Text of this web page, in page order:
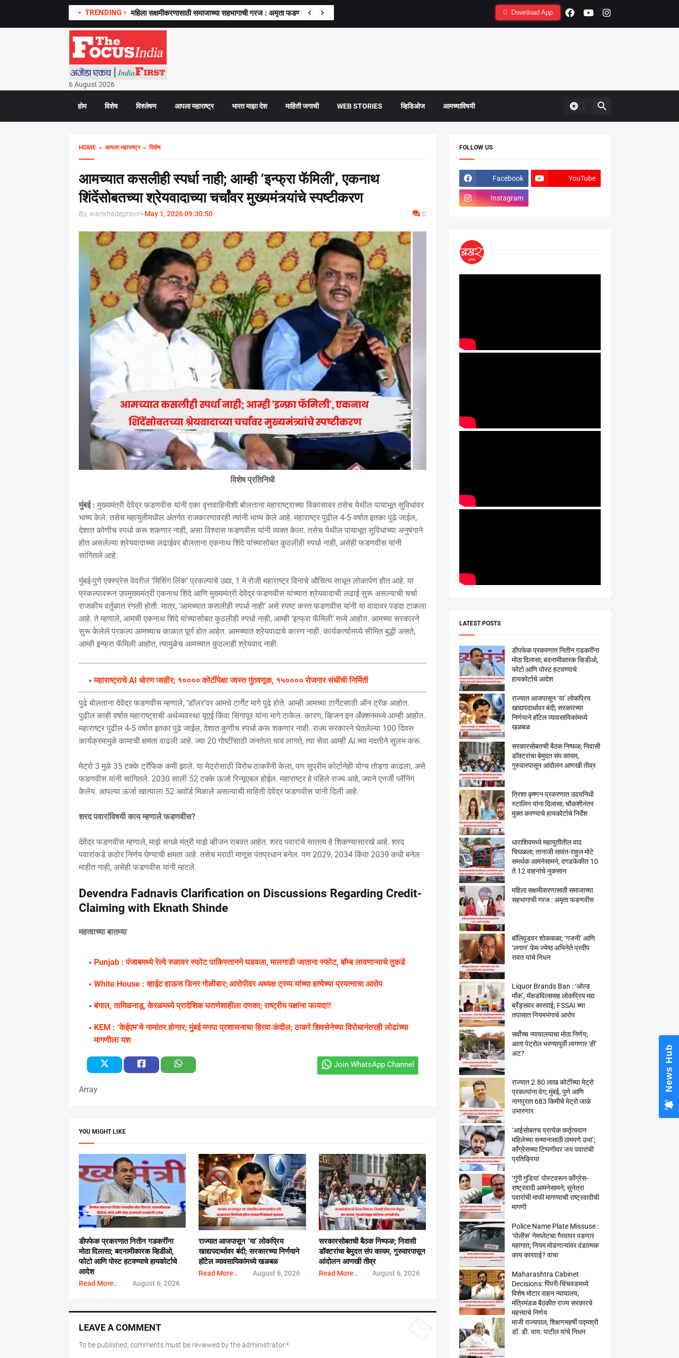
TRENDING महिला सक्षमीकरणासाठी समाजाच्या सहभागाची गरज : अमृता फडणवीस Download App
6 August 2026
होम विशेष विश्लेषण आपला महाराष्ट्र भारत माझा देश माहिती जगाची WEB STORIES व्हिडिओज आमच्याविषयी
HOME» आपला महाराष्ट्र» विशेष
आमच्यात कसलीही स्पर्धा नाही; आम्ही ‘इन्फ्रा फॅमिली’, एकनाथ
शिंदेंसोबतच्या श्रेयवादाच्या चर्चांवर मुख्यमंत्र्यांचे स्पष्टीकरण
By, wankhadepravin-May 1, 2026 09:30:50 0
विशेष प्रतिनिधी
मुंबई : मुख्यमंत्री देवेंद्र फडणवीस यांनी एका वृत्तवाहिनीशी बोलताना महाराष्ट्राच्या विकासावर तसेच येथील पायाभूत सुविधांवर
भाष्य केले. तसेच महायुतीमधील अंतर्गत राजकारणावरही त्यांनी भाष्य केले आहे. महाराष्ट्र पुढील 4-5 वर्षात इतका पुढे जाईल,
देशात कोणीच स्पर्धा करू शकणार नाही, असा विश्वास फडणवीस यांनी व्यक्त केला. तसेच येथील पायाभूत सुविधांच्या अनुषंगाने
होत असलेल्या श्रेयवादाच्या लढाईवर बोलताना एकनाथ शिंदे यांच्यासोबत कुठलीही स्पर्धा नाही, असेही फडणवीस यांनी
सांगितले आहे.
मुंबई-पुणे एक्स्प्रेस वेवरील ‘मिसिंग लिंक’ प्रकल्पाचे उद्या, 1 मे रोजी महाराष्ट्र दिनाचे औचित्य साधून लोकार्पण होत आहे. या
प्रकल्पावरून उपमुख्यमंत्री एकनाथ शिंदे आणि मुख्यमंत्री देवेंद्र फडणवीस यांच्यात श्रेयवादाची लढाई सुरू असल्याची चर्चा
राजकीय वर्तुळात रंगली होती. मात्र, ‘आमच्यात कसलीही स्पर्धा नाही’ असे स्पष्ट करत फडणवीस यांनी या वादावर पडदा टाकला
आहे. ते म्हणाले, आमची एकनाथ शिंदे यांच्यासोबत कुठलीही स्पर्धा नाही, आम्ही ‘इन्फ्रा फॅमिली’ मध्ये आहोत. आमच्या सरकारने
सुरू केलेले प्रकल्प आमच्याच काळात पूर्ण होत आहेत. आमच्यात श्रेयवादाचे कारण नाही. कार्यकर्त्यामध्ये सीमित बुद्धी असते,
आम्ही इन्फ्रा फॅमिली आहोत, त्यामुळेच आमच्यात कुठलाही श्रेयवाद नाही.
महाराष्ट्राचे AI धोरण जाहीर; १०००० कोटींपेक्षा जास्त गुंतवणूक, १५०००० रोजगार संधींची निर्मिती
पुढे बोलताना देवेंद्र फडणवीस म्हणाले, ‘डॉलर’वर आमचे टार्गेट मागे पुढे होते. आम्ही आमच्या टार्गेटसाठी ऑन ट्रॅक आहोत.
पुढील काही वर्षात महाराष्ट्राची अर्थव्यवस्था यूएई किंवा सिंगापूर यांना मागे टाकेल. कारण, व्हिजन इन अँक्शनमध्ये आम्ही आहोत.
महाराष्ट्र पुढील 4-5 वर्षात इतका पुढे जाईल, देशात कुणीच स्पर्धा करू शकणार नाही. राज्य सरकारने घेतलेल्या 100 दिवस
कार्यक्रमामुळे कामाची क्षमता वाढली आहे. ज्या 20 गोष्टींसाठी जनतेला यावं लागते, त्या सेवा आम्ही AI च्या मदतीने सुलभ करू.
मेट्रो 3 मुळे 35 टक्के ट्रॅफिक कमी झाले. या मेट्रोसाठी विरोध ठाकरेंनी केला, पण सुप्रीम कोर्टानेही योग्य तोडगा काढला, असे
फडणवीस यांनी सांगितले. 2030 साली 52 टक्के ऊर्जा रिन्यूएबल होईल. महाराष्ट्र हे पहिले राज्य आहे, ज्याने एनर्जी प्लॅनिंग
केलेय. आपल्या ऊर्जा खात्याला 52 अवॉर्ड मिळाले असल्याची माहिती देवेंद्र फडणवीस यांनी दिली आहे.
शरद पवारांविषयी काय म्हणाले फडणवीस?
देवेंद्र फडणवीस म्हणाले, माझे सगळे मंत्री माझे व्हीजन राबवत आहेत. शरद पवारांचे सातत्य हे शिकण्यासारखे आहे. शरद
पवारांकडे कठोर निर्णय घेण्याची क्षमता आहे. तसेच मराठी माणूस पंतप्रधान बनेल. पण 2029, 2034 किंवा 2039 कधी बनेल
माहीत नाही, असेही फडणवीस यांनी म्हटले.
Devendra Fadnavis Clarification on Discussions Regarding Credit-
Claiming with Eknath Shinde
महत्वाच्या बातम्या
Punjab : पंजाबमध्ये रेल्वे रुळावर स्फोट पाकिस्तानने घडवला, मालगाडी जाताना स्फोट, बॉम्ब लावणाऱ्याचे तुकडे
White House : व्हाईट हाऊस डिनर गोळीबार; आरोपीवर अध्यक्ष ट्रम्प यांच्या हत्येच्या प्रयत्नाचा आरोप
बंगाल, तामिळनाडू, केरळमध्ये प्रादेशिक घराणेशाहीला दणका; राष्ट्रीय पक्षांना फायदा!!
KEM : ‘केईएम’चे नामांतर होणार; मुंबई मनपा प्रशासनाचा हिरवा कंदील; ठाकरे शिवसेनेच्या विरोधानंतरही लोढांच्या
मागणीला यश
Join WhatsApp Channel
Array
YOU MIGHT LIKE
डीपफेक प्रकरणात नितीन गडकरींना
मोठा दिलासा; बदनामीकारक व्हिडीओ,
फोटो आणि पोस्ट हटवण्याचे हायकोर्टाचे
आदेश
Read More.. August 6, 2026
राज्यात आजपासून ‘या’ लोकप्रिय
खाद्यपदार्थावर बंदी; सरकारच्या निर्णयाने
हॉटेल व्यावसायिकांमध्ये खळबळ
Read More.. August 6, 2026
सरकारसोबतची बैठक निष्फळ; निवासी
डॉक्टरांचा बेमुदत संप कायम, गुरुवारपासून
आंदोलन आणखी तीव्र
Read More.. August 6, 2026
LEAVE A COMMENT
To be published, comments must be reviewed by the administrator.*
FOLLOW US
Facebook YouTube
Instagram
LATEST POSTS
डीपफेक प्रकरणात नितीन गडकरींना
मोठा दिलासा; बदनामीकारक व्हिडीओ,
फोटो आणि पोस्ट हटवण्याचे
हायकोर्टाचे आदेश
राज्यात आजपासून ‘या’ लोकप्रिय
खाद्यपदार्थावर बंदी; सरकारच्या
निर्णयाने हॉटेल व्यावसायिकांमध्ये
खळबळ
सरकारसोबतची बैठक निष्फळ; निवासी
डॉक्टरांचा बेमुदत संप कायम,
गुरुवारपासून आंदोलन आणखी तीव्र
त्रिशा कृष्णन प्रकरणात उदयनिधी
स्टालिन यांना दिलासा; चौकशीनंतर
मुक्त करण्याचे हायकोर्टाचे निर्देश
धाराशिवमध्ये महायुतीतील वाद
चिघळला; तानाजी सावंत-राहुल मोटे
समर्थक आमनेसामने, दगडफेकीत 10
ते 12 वाहनांचे नुकसान
महिला सक्षमीकरणासाठी समाजाच्या
सहभागाची गरज : अमृता फडणवीस
बॉलिवूडवर शोककळा; ‘गजनी’ आणि
‘लगान’ फेम ज्येष्ठ अभिनेते प्रदीप
रावत यांचे निधन
Liquor Brands Ban : ‘ओल्ड
मॉंक’, मॅकडॉवेल्ससह लोकप्रिय मद्य
ब्रँड्सवर कारवाई; FSSAI च्या
तपासात नियमभंगाचे आरोप
सर्वोच्च न्यायालयाचा मोठा निर्णय;
आता पेट्रोल भरण्यापूर्वी लागणार ‘ही’
अट?
राज्यात 2.80 लाख कोटींच्या मेट्रो
प्रकल्पांना वेग; मुंबई, पुणे आणि
नागपुरात 683 किमीचे मेट्रो जाळे
उभारणार
‘आईसोबतच प्रत्येक कर्तृत्ववान
महिलेच्या सन्मानासाठी ठामपणे उभा’;
काँग्रेसच्या टिप्पणीवर जय पवारांची
प्रतिक्रिया
‘गुंगी गुडिया’ पोस्टवरून काँग्रेस-
राष्ट्रवादी आमनेसामने; सुनेत्रा
पवारांची माफी मागण्याची राष्ट्रवादीची
मागणी
Police Name Plate Missuse :
‘पोलीस’ नेमप्लेटचा गैरवापर पडणार
महागात; नियम मोडणाऱ्यांवर दंडात्मक
काय कारवाई? वाचा
Maharashtra Cabinet
Decisions: पिंपरी-चिंचवडमध्ये
विशेष मोटार वाहन न्यायालय;
मंत्रिमंडळ बैठकीत राज्य सरकारचे
महत्त्वाचे निर्णय
माजी राज्यपाल, शिक्षणमहर्षी पद्मश्री
डॉ. डी. वाय. पाटील यांचे निधन
News Hub